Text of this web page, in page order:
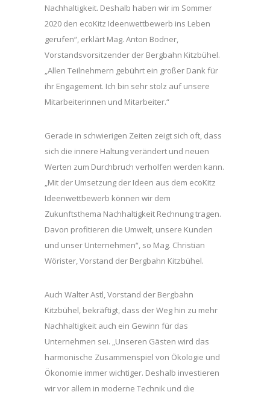
Nachhaltigkeit. Deshalb haben wir im Sommer
2020 den ecoKitz Ideenwettbewerb ins Leben
gerufen“, erklärt Mag. Anton Bodner,
Vorstandsvorsitzender der Bergbahn Kitzbühel.
„Allen Teilnehmern gebührt ein großer Dank für
ihr Engagement. Ich bin sehr stolz auf unsere
Mitarbeiterinnen und Mitarbeiter.“
Gerade in schwierigen Zeiten zeigt sich oft, dass
sich die innere Haltung verändert und neuen
Werten zum Durchbruch verholfen werden kann.
„Mit der Umsetzung der Ideen aus dem ecoKitz
Ideenwettbewerb können wir dem
Zukunftsthema Nachhaltigkeit Rechnung tragen.
Davon profitieren die Umwelt, unsere Kunden
und unser Unternehmen“, so Mag. Christian
Wörister, Vorstand der Bergbahn Kitzbühel.
Auch Walter Astl, Vorstand der Bergbahn
Kitzbühel, bekräftigt, dass der Weg hin zu mehr
Nachhaltigkeit auch ein Gewinn für das
Unternehmen sei. „Unseren Gästen wird das
harmonische Zusammenspiel von Ökologie und
Ökonomie immer wichtiger. Deshalb investieren
wir vor allem in moderne Technik und die